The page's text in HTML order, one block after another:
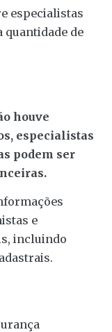
especialistas
quantidade de
houve
especialistas
podem ser
e
incluindo